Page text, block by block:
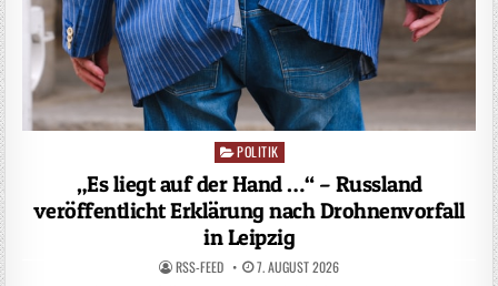
Posted
POLITIK
„Es liegt auf der Hand …“ – Russland
veröffentlicht Erklärung nach Drohnenvorfall
in Leipzig
RSS-FEED 7. AUGUST 2026